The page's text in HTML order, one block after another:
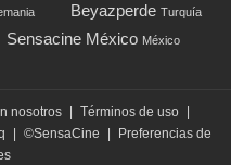
Beyazperde Turquía
Sensacine México México
nosotros Términos de uso
©SensaCine
Preferencias de